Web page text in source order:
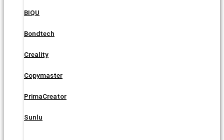
BIQU
Bondtech
Creality
Copymaster
PrimaCreator
Sunlu